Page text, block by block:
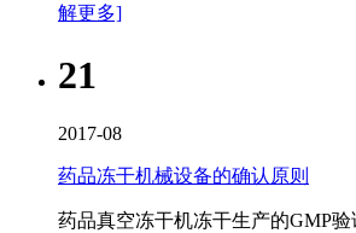
解更多]
21
2017-08
药品冻干机械设备的确认原则
药品真空冻干机冻干生产的GMP